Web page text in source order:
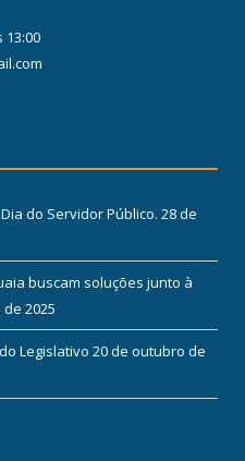
13:00
do Servidor Público. 28 de
buscam soluções junto à
2025
Legislativo 20 de outubro de